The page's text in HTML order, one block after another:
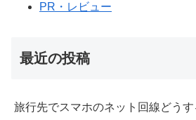
PR・レビュー
最近の投稿
旅行先でスマホのネット回線どう